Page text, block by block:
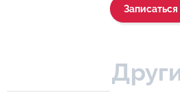
Записаться